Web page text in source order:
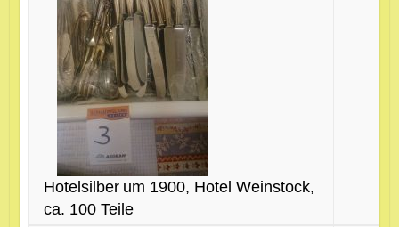
Hotelsilber um 1900, Hotel Weinstock,
ca. 100 Teile